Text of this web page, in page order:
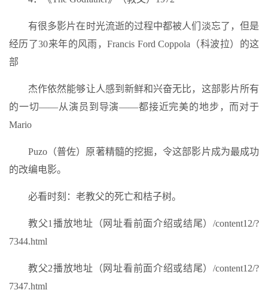
有很多影片在时光流逝的过程中都被人们淡忘了，但是
经历了30来年的风雨，Francis Ford Coppola（科波拉）的这
部
杰作依然能够让人感到新鲜和兴奋无比，这部影片所有
的一切——从演员到导演——都接近完美的地步，而对于
Mario
Puzo（普佐）原著精髓的挖掘，令这部影片成为最成功
的改编电影。
必看时刻：老教父的死亡和桔子树。
教父1播放地址（网址看前面介绍或结尾）/content12/?
7344.html
教父2播放地址（网址看前面介绍或结尾）/content12/?
7347.html